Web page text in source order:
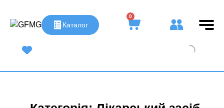
UA | RU
Каталог
0